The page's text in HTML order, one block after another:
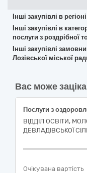
Інші закупівлі в
Інші закупівлі в
послуги з роздрібної
Інші закупівлі
Лозівської міської
Вас може
ВІДДІЛ ОСВІТИ,
ДЕВЛАДІВСЬКОЇ
Очікувана вартість